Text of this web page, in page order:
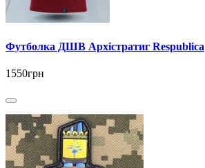
Футболка ДШВ Архістратиг Respublica
1550грн